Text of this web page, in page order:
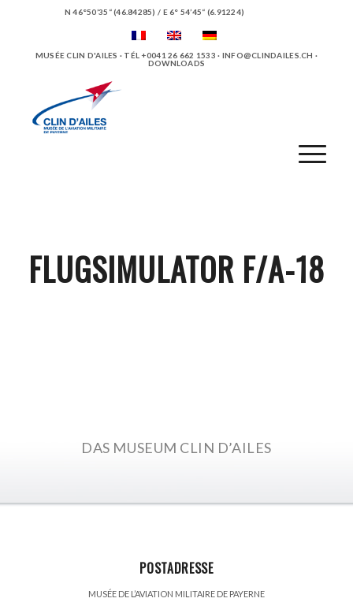
N 46°50’35“ (46.84285) / E 6° 54’45“ (6.91224)
MUSÉE CLIN D'AILES · TÉL +0041 26 662 1533 · INFO@CLINDAILES.CH ·
DOWNLOADS
FLUGSIMULATOR F/A-18
DAS MUSEUM CLIN D’AILES
POSTADRESSE
MUSÉE DE L’AVIATION MILITAIRE DE PAYERNE